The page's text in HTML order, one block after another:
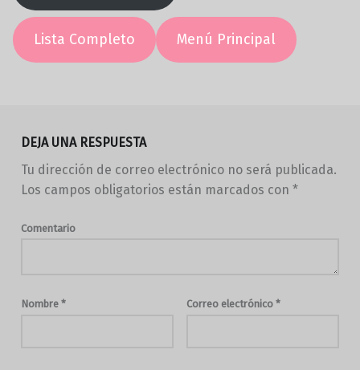
Lista Completo Menú Principal
DEJA UNA RESPUESTA
Tu dirección de correo electrónico no será publicada.
Los campos obligatorios están marcados con *
Comentario
Nombre * Correo electrónico *